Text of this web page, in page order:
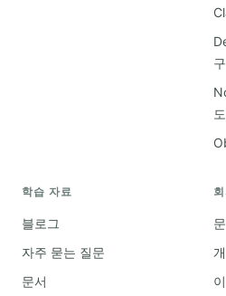
구
학습 자료
블로그
자주 묻는 질문
문서